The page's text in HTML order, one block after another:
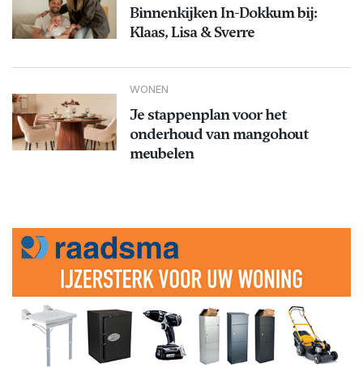
Binnenkijken In-Dokkum bij:
Klaas, Lisa & Sverre
WONEN
Je stappenplan voor het
onderhoud van mangohout
meubelen